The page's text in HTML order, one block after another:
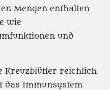
Mengen enthalten
wie
und
Kreuzblütler reichlich
das Immunsystem